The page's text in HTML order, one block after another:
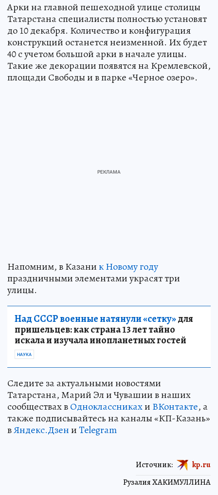
Арки на главной пешеходной улице столицы
Татарстана специалисты полностью установят
до 10 декабря. Количество и конфигурация
конструкций останется неизменной. Их будет
40 с учетом большой арки в начале улицы.
Такие же декорации появятся на Кремлевской,
площади Свободы и в парке «Черное озеро».
Напомним, в Казаник Новому году
праздничными элементами украсят три
улицы.
Над СССР военные натянули «сетку»для
пришельцев: как страна 13 лет тайно
искала и изучала инопланетных гостей
НАУКА
Следите за актуальными новостями
Татарстана, Марий Эл и Чувашии в наших
сообществах вОдноклассникахи ВКонтакте, а
также подписывайтесь на каналы «КП-Казань»
вЯндекс.ДзениTelegram
Рузалия ХАКИМУЛЛИНА
Источник: kp.ru